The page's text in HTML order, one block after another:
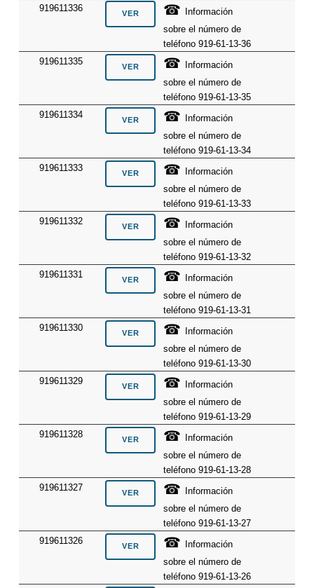
919611336
☎
Información
sobre el número de
teléfono 919-61-13-36
919611335
☎
Información
sobre el número de
teléfono 919-61-13-35
919611334
☎
Información
sobre el número de
teléfono 919-61-13-34
919611333
☎
Información
sobre el número de
teléfono 919-61-13-33
919611332
☎
Información
sobre el número de
teléfono 919-61-13-32
919611331
☎
Información
sobre el número de
teléfono 919-61-13-31
919611330
☎
Información
sobre el número de
teléfono 919-61-13-30
919611329
☎
Información
sobre el número de
teléfono 919-61-13-29
919611328
☎
Información
sobre el número de
teléfono 919-61-13-28
919611327
☎
Información
sobre el número de
teléfono 919-61-13-27
919611326
☎
Información
sobre el número de
teléfono 919-61-13-26